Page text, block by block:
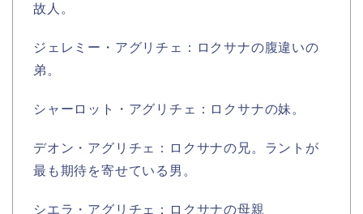
故人。
ジェレミー・アグリチェ：ロクサナの腹違いの
弟。
シャーロット・アグリチェ：ロクサナの妹。
デオン・アグリチェ：ロクサナの兄。ラントが
最も期待を寄せている男。
シエラ・アグリチェ：ロクサナの母親